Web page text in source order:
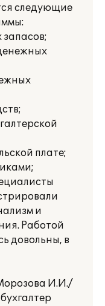
следующие
запасов;
плате;
и
Работой
довольны, в
Морозова И.И./